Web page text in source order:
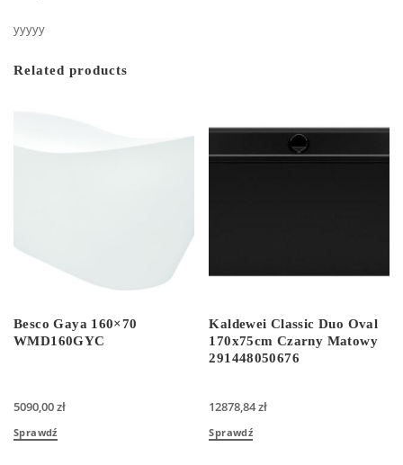
yyyyy
Related products
Besco Gaya 160×70
WMD160GYC
5090,00zł
Sprawdź
Kaldewei Classic Duo Oval
170x75cm Czarny Matowy
291448050676
12878,84zł
Sprawdź